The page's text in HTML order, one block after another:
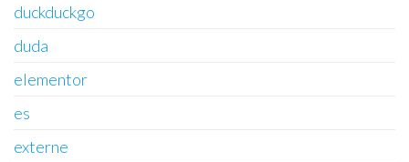
duckduckgo
duda
elementor
es
externe